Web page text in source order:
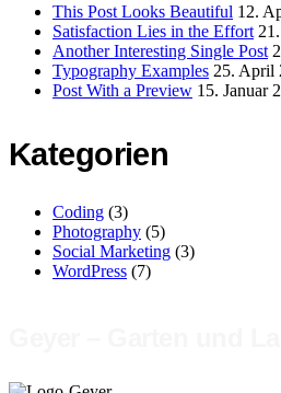
This Post Looks Beautiful 12.
Satisfaction Lies in the Effort
Another Interesting Single Post
Typography Examples 25. April
Post With a Preview 15. Januar
Kategorien
Coding (3)
Photography (5)
Social Marketing (3)
WordPress (7)